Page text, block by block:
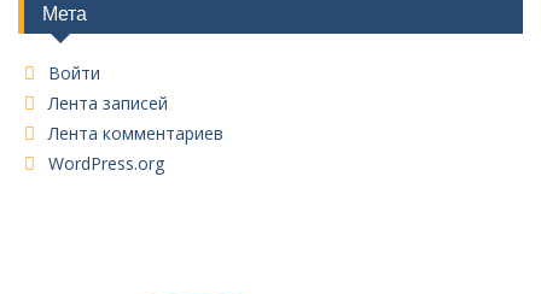
Мета
Войти
Лента записей
Лента комментариев
WordPress.org